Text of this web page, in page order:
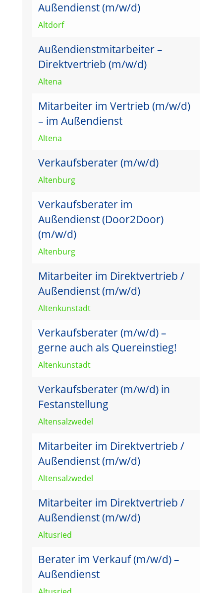
Außendienst (m/w/d)
Altdorf
Außendienstmitarbeiter –
Direktvertrieb (m/w/d)
Altena
Mitarbeiter im Vertrieb (m/w/d)
– im Außendienst
Altena
Verkaufsberater (m/w/d)
Altenburg
Verkaufsberater im
Außendienst (Door2Door)
(m/w/d)
Altenburg
Mitarbeiter im Direktvertrieb /
Außendienst (m/w/d)
Altenkunstadt
Verkaufsberater (m/w/d) –
gerne auch als Quereinstieg!
Altenkunstadt
Verkaufsberater (m/w/d) in
Festanstellung
Altensalzwedel
Mitarbeiter im Direktvertrieb /
Außendienst (m/w/d)
Altensalzwedel
Mitarbeiter im Direktvertrieb /
Außendienst (m/w/d)
Altusried
Berater im Verkauf (m/w/d) –
Außendienst